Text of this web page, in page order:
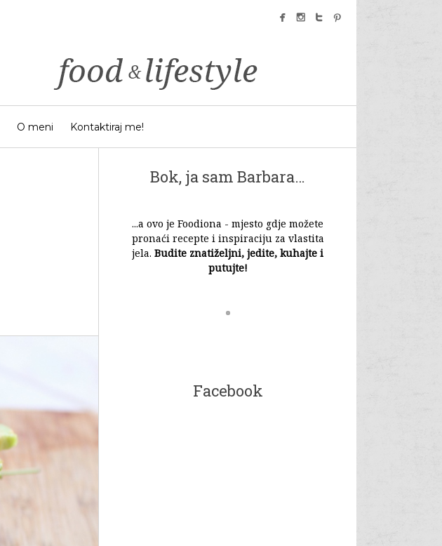
facebook instagram twitter pinterest
O meni Kontaktiraj me!
Bok, ja sam Barbara…
...a ovo je Foodiona - mjesto gdje možete
pronaći recepte i inspiraciju za vlastita
jela.Budite znatiželjni, jedite, kuhajte i
putujte!
Facebook